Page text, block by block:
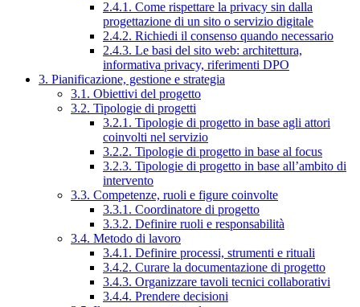
2.4.1. Come rispettare la privacy sin dalla
progettazione di un sito o servizio digitale
2.4.2. Richiedi il consenso quando necessario
2.4.3. Le basi del sito web: architettura,
informativa privacy, riferimenti DPO
3. Pianificazione, gestione e strategia
3.1. Obiettivi del progetto
3.2. Tipologie di progetti
3.2.1. Tipologie di progetto in base agli attori
coinvolti nel servizio
3.2.2. Tipologie di progetto in base al focus
3.2.3. Tipologie di progetto in base all’ambito di
intervento
3.3. Competenze, ruoli e figure coinvolte
3.3.1. Coordinatore di progetto
3.3.2. Definire ruoli e responsabilità
3.4. Metodo di lavoro
3.4.1. Definire processi, strumenti e rituali
3.4.2. Curare la documentazione di progetto
3.4.3. Organizzare tavoli tecnici collaborativi
3.4.4. Prendere decisioni